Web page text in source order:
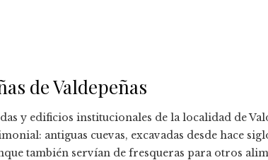
de Valdepeñas
y edificios institucionales de la localidad de
antiguas cuevas, excavadas desde hace
también servían de fresqueras para otros